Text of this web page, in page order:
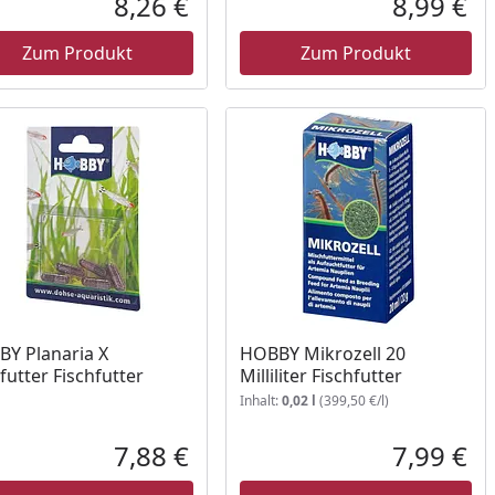
Aktueller Preis
Zum Produkt Zum Produkt
Planaria X
Fischfutter
Aktueller Preis
7,88 €
HOBBY Mikrozell 20
Milliliter Fischfutter
Inhalt:0,02 l (399,50 €/l)
7,99 €